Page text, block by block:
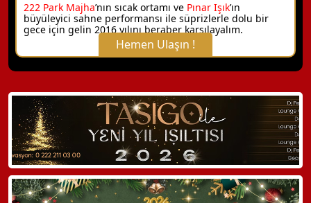
222 Park Majha’nın sıcak ortamı ve Pınar Işık’ın
büyüleyici sahne performansı ile süprizlerle dolu bir
gece için gelin 2016 yılını beraber karşılayalım.
Hemen Ulaşın !
X Kapat
WhatsApp ile Bilgi Alın
Hemen Arayın
Detaylı Bilgi Alın